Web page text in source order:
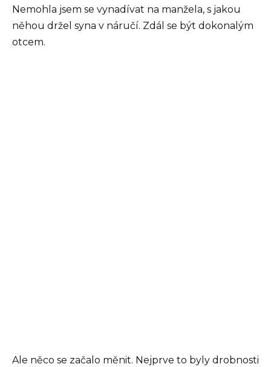
Nemohla jsem se vynadívat na manžela, s jakou
něhou držel syna v náručí. Zdál se být dokonalým
otcem.
Ale něco se začalo měnit. Nejprve to byly drobnosti